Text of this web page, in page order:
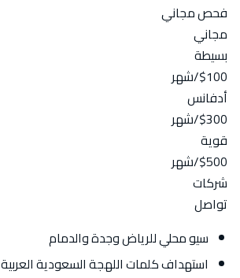
فحص مجاني
مجاني
بسيطة
$100/شهر
أدفانس
$300/شهر
قوية
$500/شهر
شركات
تواصل
سيو محلي للرياض وجدة والدمام
استهداف كلمات اللهجة السعودية العربية